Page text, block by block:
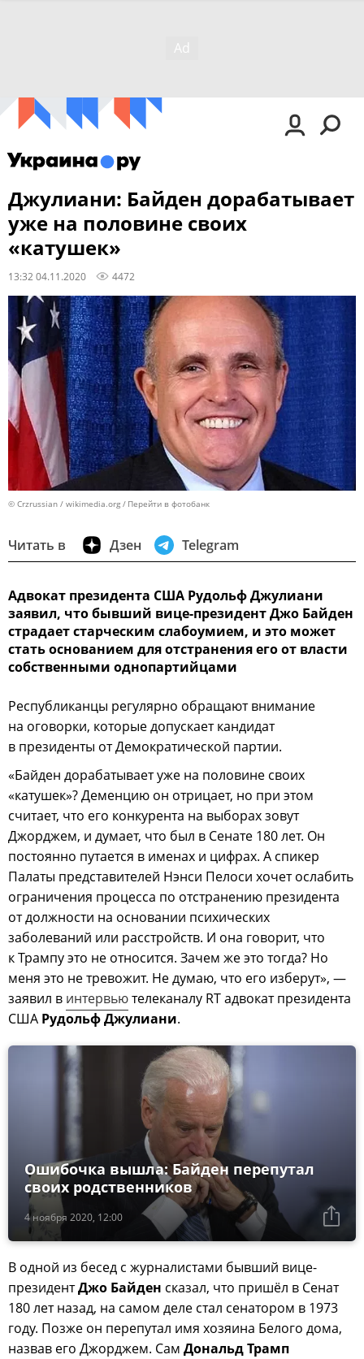
Джулиани: Байден дорабатывает
уже на половине своих
«катушек»
13:32 04.11.2020 4472
© Crzrussian / wikimedia.org Перейти в фотобанк
Читать в Дзен Telegram
Адвокат президента США Рудольф Джулиани
заявил, что бывший вице-президент Джо Байден
страдает старческим слабоумием, и это может
стать основанием для отстранения его от власти
собственными однопартийцами
Республиканцы регулярно обращают внимание
на оговорки, которые допускает кандидат
в президенты от Демократической партии.
«Байден дорабатывает уже на половине своих
«катушек»? Деменцию он отрицает, но при этом
считает, что его конкурента на выборах зовут
Джорджем, и думает, что был в Сенате 180 лет. Он
постоянно путается в именах и цифрах. А спикер
Палаты представителей Нэнси Пелоси хочет ослабить
ограничения процесса по отстранению президента
от должности на основании психических
заболеваний или расстройств. И она говорит, что
к Трампу это не относится. Зачем же это тогда? Но
меня это не тревожит. Не думаю, что его изберут», —
заявил в интервьютелеканалу RT адвокат президента
США Рудольф Джулиани.
4 ноября 2020, 12:00
Ошибочка вышла: Байден перепутал
своих родственников
В одной из бесед с журналистами бывший вице-
президентДжо Байден сказал, что пришёл в Сенат
180 лет назад, на самом деле стал сенатором в 1973
году. Позже он перепутал имя хозяина Белого дома,
назвав его Джорджем. Сам Дональд Трамп